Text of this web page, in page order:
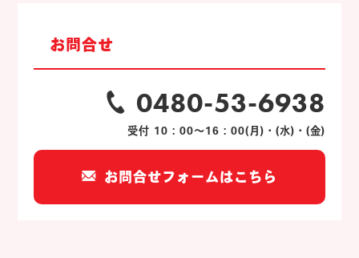
お問合せ
0480-53-6938
受付 10：00～16：00(月)・(水)・(金)
お問合せフォームはこちら